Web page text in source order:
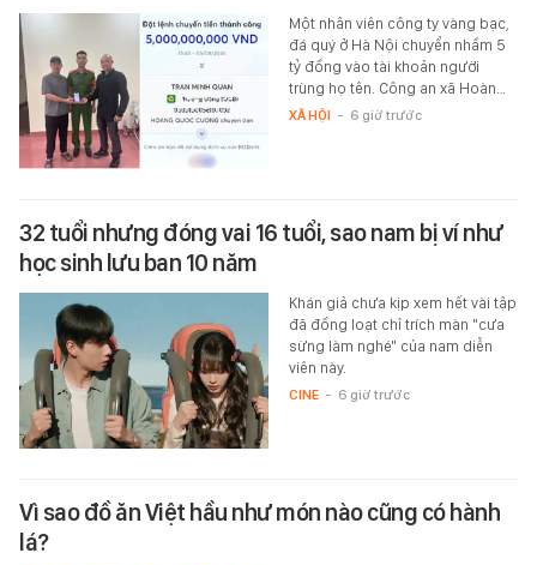
Một nhân viên công ty vàng bạc,
đá quý ở Hà Nội chuyển nhầm 5
tỷ đồng vào tài khoản người
trùng họ tên. Công an xã Hoàn…
XÃ HỘI - 6 giờ trước
32 tuổi nhưng đóng vai 16 tuổi, sao nam bị ví như
học sinh lưu ban 10 năm
Khán giả chưa kịp xem hết vài tập
đã đồng loạt chỉ trích màn "cưa
sừng làm nghé" của nam diễn
viên này.
CINE - 6 giờ trước
Vì sao đồ ăn Việt hầu như món nào cũng có hành
lá?